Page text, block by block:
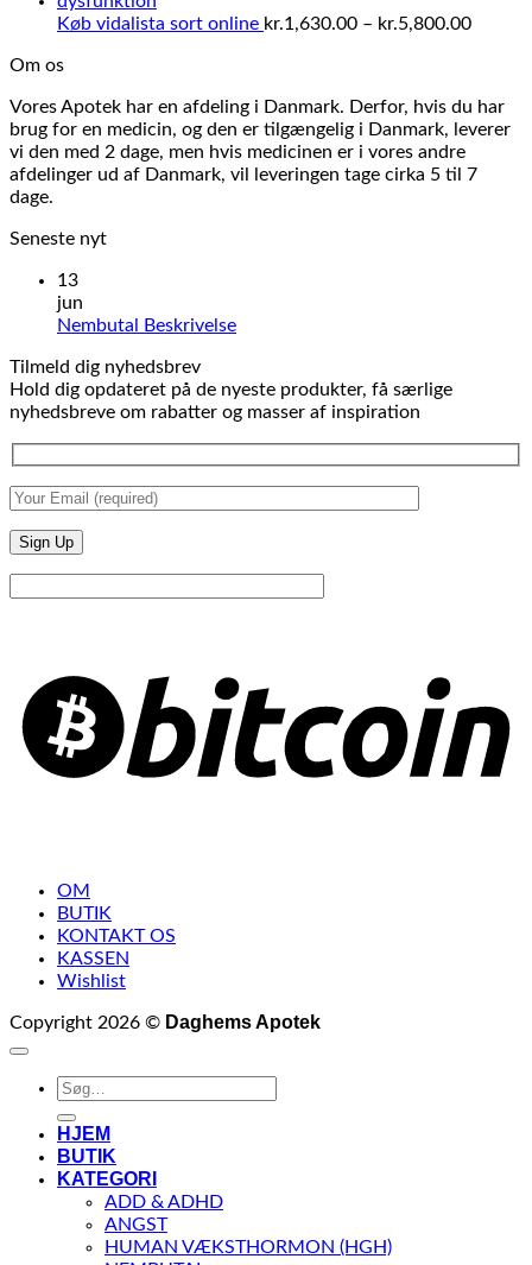
kr.1,600.00
Køb vidalista sort online kr.1,630.00 – kr.5,800.00
Om os
Vores Apotek har en afdeling i Danmark. Derfor, hvis du har
brug for en medicin, og den er tilgængelig i Danmark, leverer
vi den med 2 dage, men hvis medicinen er i vores andre
afdelinger ud af Danmark, vil leveringen tage cirka 5 til 7
dage.
Seneste nyt
13
jun
Nembutal BeskrivelseIngen
Nembutal
Beskrivelse
Tilmeld dig nyhedsbrev
Hold dig opdateret på de nyeste produkter, få særlige
nyhedsbreve om rabatter og masser af inspiration
OM
BUTIK
KONTAKT OS
KASSEN
Wishlist
Copyright 2026 © Daghems Apotek
Søg
efter:
HJEM
BUTIK
KATEGORI
ADD & ADHD
ANGST
HUMAN VÆKSTHORMON (HGH)